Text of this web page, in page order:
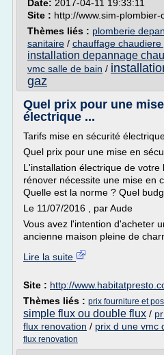
Date: 2017-04-11 19:33:11
Site : http://www.sim-
Thèmes liés : plomberie
sanitaire / chauffage
installation depannage
vmc salle de bain /
gaz
Quel prix pour une
électrique ...
Tarifs mise en sécurité
Quel prix pour une mise en
L'installation électrique de
rénover nécessite une mise en
Quelle est la norme ? Quel
Le 11/07/2016 , par Aude
Vous avez l'intention d'acheter
ancienne maison pleine de
Lire la suite
Site : http://
Thèmes liés : prix fourniture et
simple flux ou double flux /
flux renovation / prix d une vmc
flux renovation